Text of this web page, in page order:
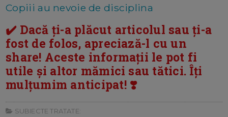
Copiii au nevoie de disciplina
✔️ Dacă ți-a plăcut articolul sau ți-a
fost de folos, apreciază-l cu un
share! Aceste informații le pot fi
utile și altor mămici sau tătici. Îți
mulțumim anticipat! ❣️
SUBIECTE TRATATE: